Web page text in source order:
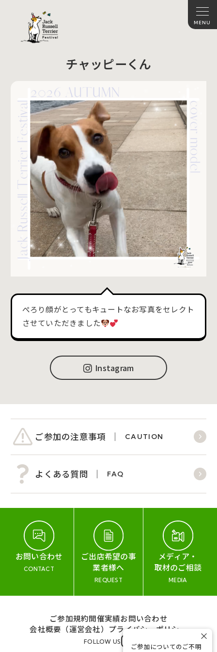
チャッピーくん
ぺろり顔がとってもキュートなお写真をセレクト
させていただきました
Instagram
ご参加の注意事項 CAUTION
よくある質問 FAQ
お問い合わせ
CONTACT
ご出店希望の事
業者様へ
REQUEST
メディア・
取材のご相談
MEDIA
ご参加規約開催実績お問い合わせ
会社概要（運営会社） プライバシーポリシー
FOLLOW US
ご参加についてのご不明
×